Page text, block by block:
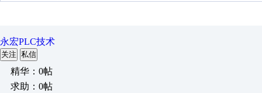
永宏PLC技术
关注 私信
精华：0帖
求助：0帖